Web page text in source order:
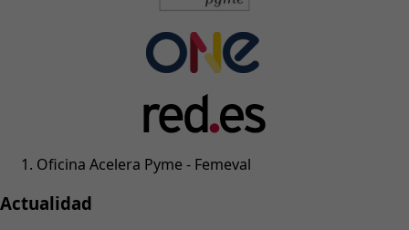
Oficina Acelera Pyme - Femeval
Actualidad